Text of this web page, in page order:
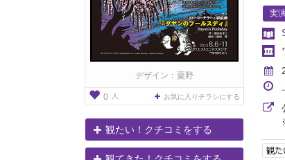
デザイン：粟野
0 人 お気に入りチラシにする
観たい！クチコミをする
実